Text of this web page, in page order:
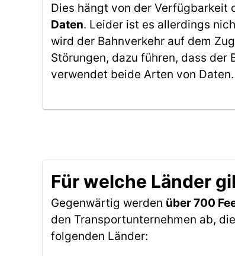
Dies hängt von der Verfügbarkeit
Daten. Leider ist es allerdings
wird der Bahnverkehr auf dem
Störungen, dazu führen, dass der
verwendet beide Arten von Daten.
Für welche Länder
Gegenwärtig werden über 700
den Transportunternehmen ab,
folgenden Länder: